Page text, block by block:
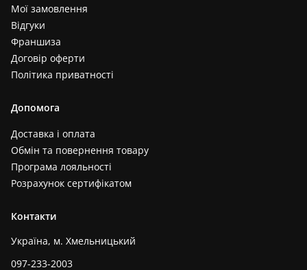
Мої замовлення
Відгуки
Франшиза
Договір оферти
Політика приватності
Допомога
Доставка і оплата
Обмін та повернення товару
Програма лояльності
Розрахунок сертифікатом
Контакти
Україна, м. Хмельницький
097-233-2003